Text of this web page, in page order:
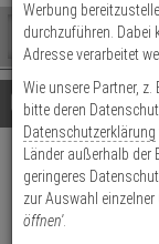
Shop
durchsuchen
Bitte
geben
Sie
mindestens
Zeichen
ein,
um
Es
wurde
noch
Kategorien
Suche
gestartet
Details
4x
Werbung
durchzuführen. Dabei
Adresse verarbeitet
Wie unsere Partner, z.
bitte deren
Datenschutzerklärung
Länder außerhalb
geringeres
zur Auswahl
öffnen'.